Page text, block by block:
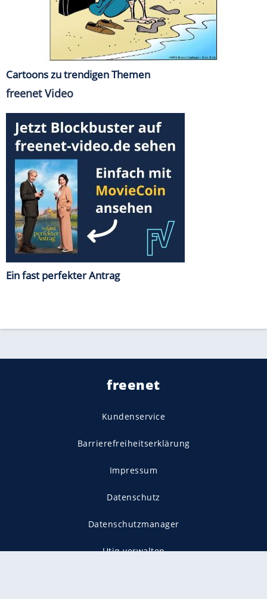
Cartoons zu trendigen Themen
freenet Video
Ein fast perfekter Antrag
freenet
Kundenservice
Barrierefreiheitserklärung
Impressum
Datenschutz
Datenschutzmanager
Utiq verwalten